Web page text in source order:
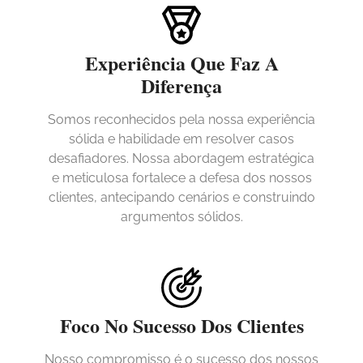
Experiência Que Faz A
Diferença
Somos reconhecidos pela nossa experiência
sólida e habilidade em resolver casos
desafiadores. Nossa abordagem estratégica
e meticulosa fortalece a defesa dos nossos
clientes, antecipando cenários e construindo
argumentos sólidos.
Foco No Sucesso Dos Clientes
Nosso compromisso é o sucesso dos nossos